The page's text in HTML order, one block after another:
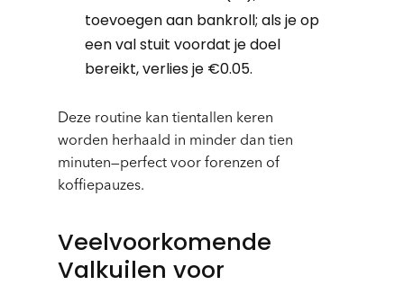
toevoegen aan bankroll; als je op
een val stuit voordat je doel
bereikt, verlies je €0.05.
Deze routine kan tientallen keren
worden herhaald in minder dan tien
minuten—perfect voor forenzen of
koffiepauzes.
Veelvoorkomende
Valkuilen voor